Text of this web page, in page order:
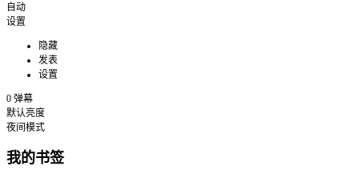
自动
设置
隐藏
发表
设置
0 弹幕
默认亮度
夜间模式
我的书签